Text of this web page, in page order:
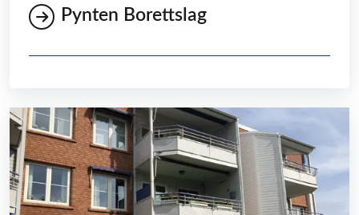
Pynten Borettslag